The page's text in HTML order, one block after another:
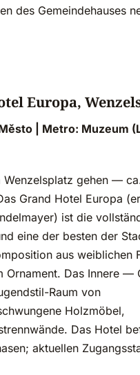
des Gemeindehauses
Europa,
| Metro: Muzeum
gehen —
Grand Hotel Europa
ist die
eine der besten der
aus weiblichen
Ornament. Das Innere —
Raum von
Holzmöbel,
Das Hotel
aktuellen